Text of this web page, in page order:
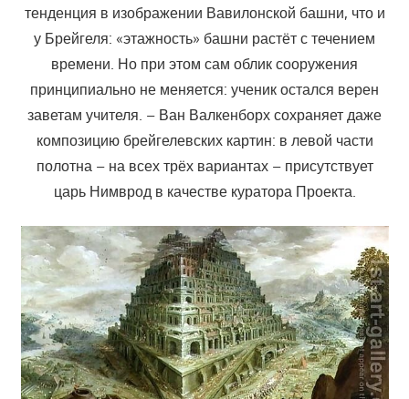
тенденция в изображении Вавилонской башни, что и
у Брейгеля: «этажность» башни растёт с течением
времени. Но при этом сам облик сооружения
принципиально не меняется: ученик остался верен
заветам учителя. – Ван Валкенборх сохраняет даже
композицию брейгелевских картин: в левой части
полотна – на всех трёх вариантах – присутствует
царь Нимврод в качестве куратора Проекта.